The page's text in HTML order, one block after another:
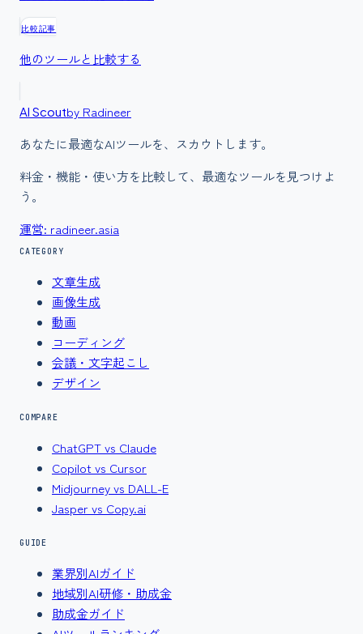
比較記事
他のツールと比較する
AI Scoutby Radineer
あなたに最適なAIツールを、スカウトします。
料金・機能・使い方を比較して、最適なツールを見つけよ
う。
運営: radineer.asia
CATEGORY
文章生成
画像生成
動画
コーディング
会議・文字起こし
デザイン
COMPARE
ChatGPT vs Claude
Copilot vs Cursor
Midjourney vs DALL-E
Jasper vs Copy.ai
GUIDE
業界別AIガイド
地域別AI研修・助成金
助成金ガイド